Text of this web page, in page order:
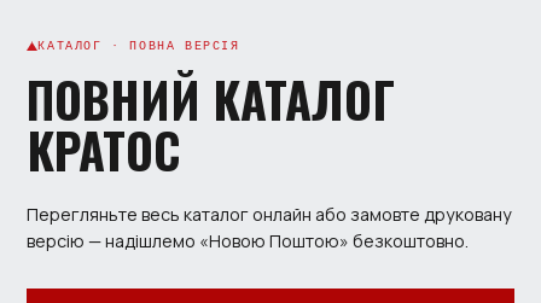
КАТАЛОГ · ПОВНА ВЕРСІЯ
ПОВНИЙ КАТАЛОГ
КРАТОС
Перегляньте весь каталог онлайн або замовте друковану
версію — надішлемо «Новою Поштою» безкоштовно.